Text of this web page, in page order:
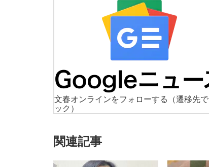
文春オンラインをフォローする
（遷移先
ック）
関連記事